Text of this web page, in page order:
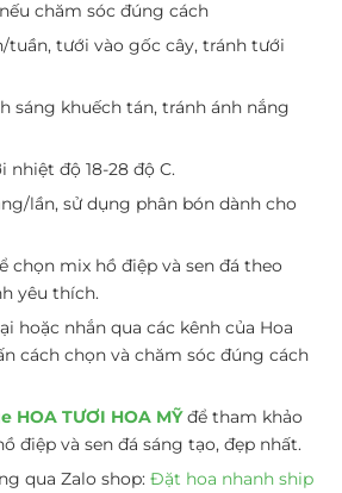
chăm sóc đúng cách
tuần, tưới vào gốc cây, tránh tưới
sáng khuếch tán, tránh ánh nắng
nhiệt độ 18-28 độ C.
lần, sử dụng phân bón dành cho
chọn mix hồ điệp và sen đá theo
yêu thích.
hoặc nhắn qua các kênh của Hoa
cách chọn và chăm sóc đúng cách
HOA TƯƠI HOA MỸđể tham khảo
điệp và sen đá sáng tạo, đẹp nhất.
qua Zalo shop: Đặt hoa nhanh ship